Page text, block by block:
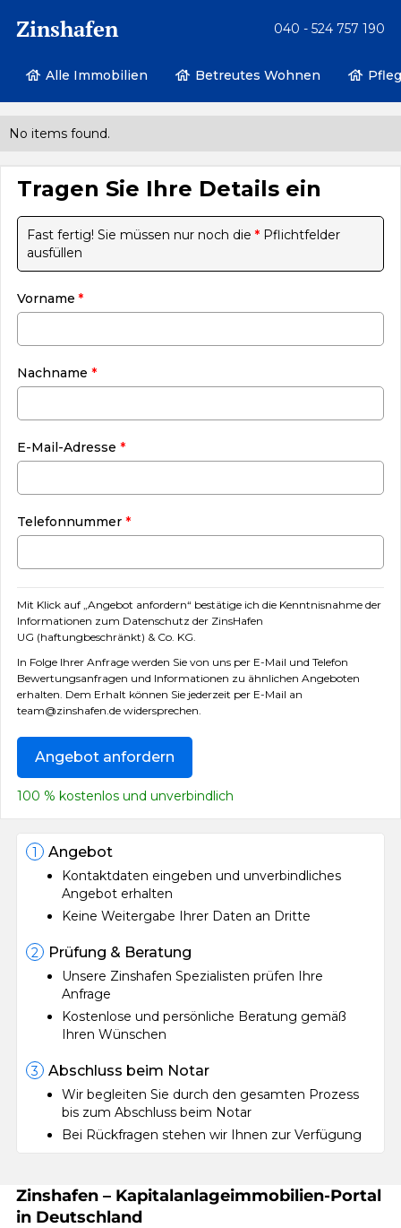
Zinshafen 040 - 524 757 190
Alle Immobilien Betreutes Wohnen
No items found.
Tragen Sie Ihre Details ein
Fast fertig! Sie müssen nur noch die *Pflichtfelder
ausfüllen
Vorname *
Nachname *
E-Mail-Adresse *
Telefonnummer *
Mit Klick auf „Angebot anfordern“ bestätige ich die Kenntnisnahme der
Informationen zum Datenschutz der ZinsHafen
UG (haftungbeschränkt) & Co. KG.
In Folge Ihrer Anfrage werden Sie von uns per E-Mail und Telefon
Bewertungsanfragen und Informationen zu ähnlichen Angeboten
erhalten. Dem Erhalt können Sie jederzeit per E-Mail an
team@zinshafen.de widersprechen.
100 % kostenlos und unverbindlich
1 Angebot
Kontaktdaten eingeben und unverbindliches
Angebot erhalten
Keine Weitergabe Ihrer Daten an Dritte
2 Prüfung & Beratung
Unsere Zinshafen Spezialisten prüfen Ihre
Anfrage
Kostenlose und persönliche Beratung gemäß
Ihren Wünschen
3 Abschluss beim Notar
Wir begleiten Sie durch den gesamten Prozess
bis zum Abschluss beim Notar
Bei Rückfragen stehen wir Ihnen zur Verfügung
Zinshafen – Kapitalanlageimmobilien-Portal
in Deutschland